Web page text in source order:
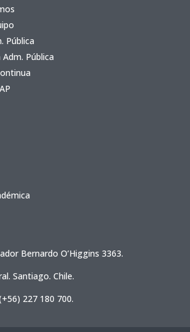
Pública
Pública
Bernardo O’Higgins 3363.
Santiago. Chile.
227 180 700.